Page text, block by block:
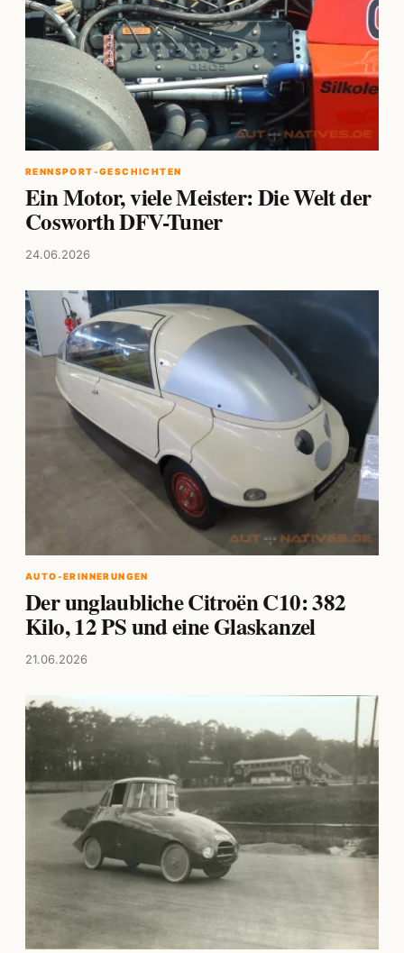
RENNSPORT-GESCHICHTEN
Ein Motor, viele Meister: Die Welt der
Cosworth DFV-Tuner
24.06.2026
AUTO-ERINNERUNGEN
Der unglaubliche Citroën C10: 382
Kilo, 12 PS und eine Glaskanzel
21.06.2026